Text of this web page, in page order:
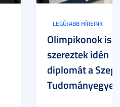
LEGÚJABB HÍREINK
Olimpikonok is
szereztek idén
diplomát a